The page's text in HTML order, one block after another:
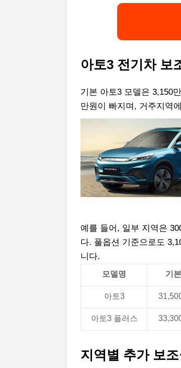
아토3 전기차 보
기본 아토3 모델은 3,150
만원이 빠지며, 거주지역
예를 들어, 일부 지역은
다. 풀옵션 기준으로도
니다.
모델명 기
아토3
아토3 플러스
지역별 추가 보